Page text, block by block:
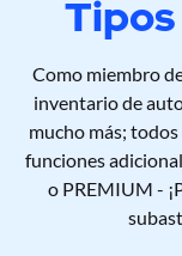
Como miembro
inventario de
mucho más;
funciones
o PREMIUM -